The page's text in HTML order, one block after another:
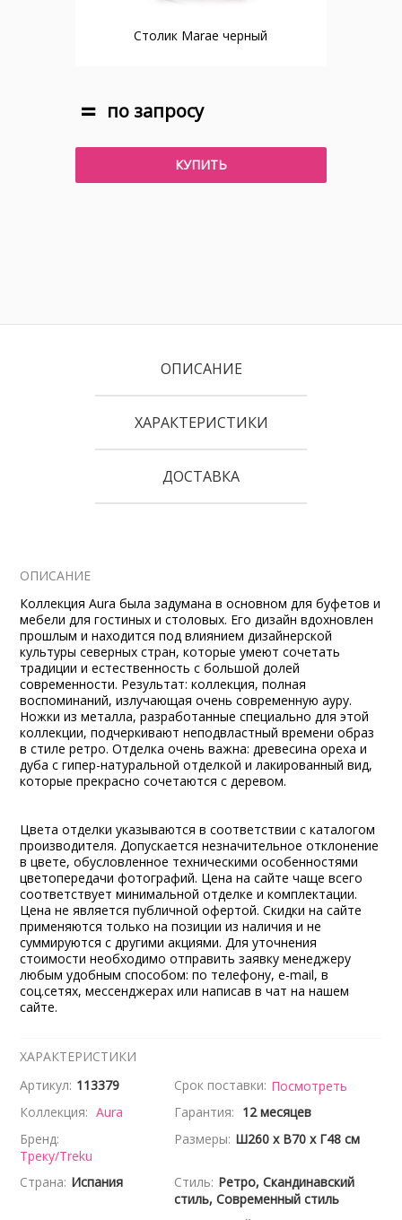
Столик Marae черный
по запросу
КУПИТЬ
ОПИСАНИЕ
ХАРАКТЕРИСТИКИ
ДОСТАВКА
ОПИСАНИЕ
Коллекция Aura была задумана в основном для буфетов и
мебели для гостиных и столовых. Его дизайн вдохновлен
прошлым и находится под влиянием дизайнерской
культуры северных стран, которые умеют сочетать
традиции и естественность с большой долей
современности. Результат: коллекция, полная
воспоминаний, излучающая очень современную ауру.
Ножки из металла, разработанные специально для этой
коллекции, подчеркивают неподвластный времени образ
в стиле ретро. Отделка очень важна: древесина ореха и
дуба с гипер-натуральной отделкой и лакированный вид,
которые прекрасно сочетаются с деревом.
Цвета отделки указываются в соответствии с каталогом
производителя. Допускается незначительное отклонение
в цвете, обусловленное техническими особенностями
цветопередачи фотографий. Цена на сайте чаще всего
соответствует минимальной отделке и комплектации.
Цена не является публичной офертой. Скидки на сайте
применяются только на позиции из наличия и не
суммируются с другими акциями. Для уточнения
стоимости необходимо отправить заявку менеджеру
любым удобным способом: по телефону, e-mail, в
соц.сетях, мессенджерах или написав в чат на нашем
сайте.
ХАРАКТЕРИСТИКИ
Артикул: 113379 Срок поставки: Посмотреть
Коллекция: Aura Гарантия: 12 месяцев
Бренд:
Треку/Treku
Размеры: Ш260 x В70 x Г48 см
Страна: Испания Стиль: Ретро, Скандинавский
стиль, Современный стиль